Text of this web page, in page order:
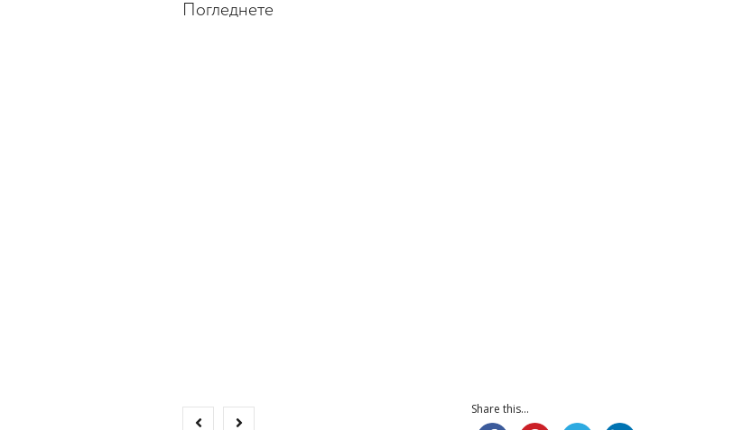
Погледнете
Share this...